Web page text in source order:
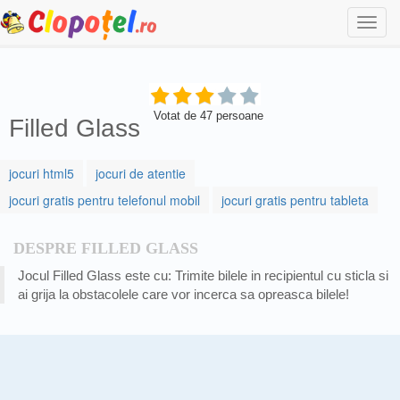
Filled Glass Votat de 47 persoane
jocuri html5
jocuri de atentie
jocuri gratis pentru telefonul mobil
jocuri gratis pentru tableta
DESPRE FILLED GLASS
Jocul Filled Glass este cu: Trimite bilele in recipientul cu sticla si
ai grija la obstacolele care vor incerca sa opreasca bilele!